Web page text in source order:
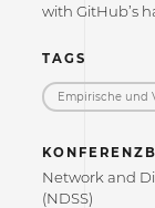
with GitHub’s
TAGS
Empirische und
Network and
(NDSS)